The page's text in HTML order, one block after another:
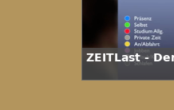
ZEITLast -